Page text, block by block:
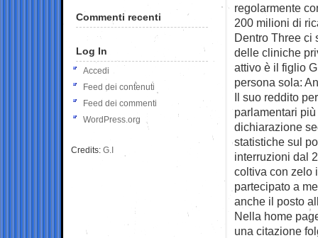
regolarmente
200 milioni di
Dentro Three ci
delle cliniche
attivo è il figlio
persona sola:
Il suo reddito
parlamentari
dichiarazione
statistiche sul
interruzioni dal
coltiva con zelo
partecipato a
anche il posto
Nella home
una citazione
Commenti recenti
Log In
Accedi
Feed dei contenuti
Feed dei commenti
WordPress.org
Credits: G.I